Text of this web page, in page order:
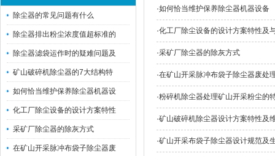
除尘器的常见问题有什么
除尘器排出粉尘浓度值超标准的
除尘器滤袋运作时的疑难问题及
矿山破碎机除尘器的7大结构特
如何恰当维护保养除尘器机器设
化工厂除尘设备的设计方案特性
采矿厂除尘器的除灰方式
在矿山开采脉冲布袋子除尘器废
·如何恰当维护保养除尘器机器设备
·化工厂除尘设备的设计方案特性及
·采矿厂除尘器的除灰方式
·在矿山开采脉冲布袋子除尘器废处
·粉碎机除尘器处理矿山开采粉尘的
·矿山破碎机除尘器设计方案特性及
·矿山开采布袋子除尘器设计规范及